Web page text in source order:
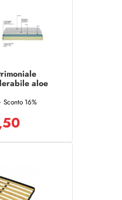
aloe
Sconto 16%